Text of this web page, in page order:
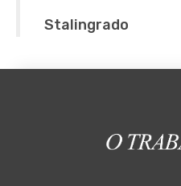
Stalingrado